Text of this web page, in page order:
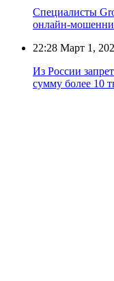
Специалисты
онлайн-
22:28 Март 1,
Из России
сумму более 10